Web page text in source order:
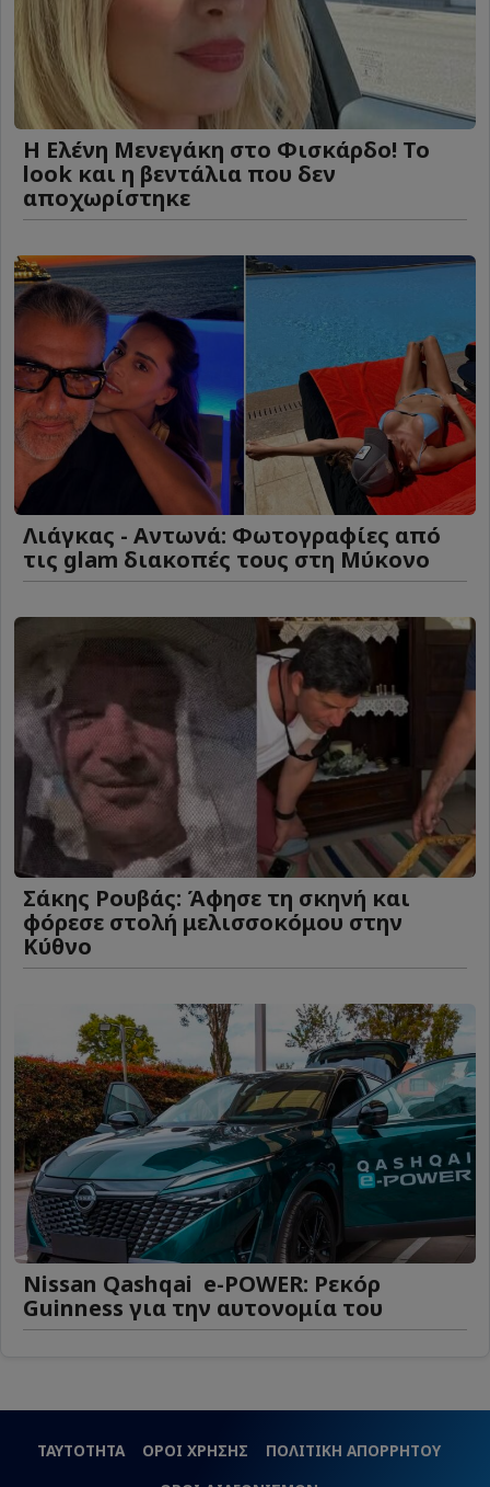
Η Ελένη Μενεγάκη στο Φισκάρδο! Το
look και η βεντάλια που δεν
αποχωρίστηκε
Λιάγκας - Αντωνά: Φωτογραφίες από
τις glam διακοπές τους στη Μύκονο
Σάκης Ρουβάς: Άφησε τη σκηνή και
φόρεσε στολή μελισσοκόμου στην
Κύθνο
Nissan Qashqai e-POWER: Ρεκόρ
Guinness για την αυτονομία του
ΤΑΥΤΟΤΗΤΑ ΟΡΟΙ ΧΡΗΣΗΣ
ΠΟΛΙΤΙΚΗ ΑΠΟΡΡΗΤΟΥ